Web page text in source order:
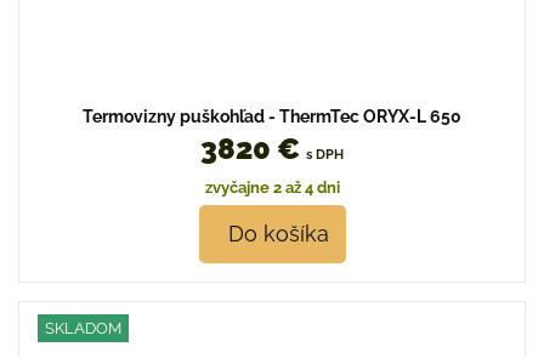
Termovizny puškohľad - ThermTec ORYX-L 650
3820 € s DPH
zvyčajne 2 až 4 dni
Do košíka
SKLADOM